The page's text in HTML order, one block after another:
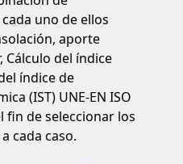
uno de ellos
aporte
Cálculo del índice
índice de
(IST) UNE-EN ISO
fin de seleccionar los
cada caso.